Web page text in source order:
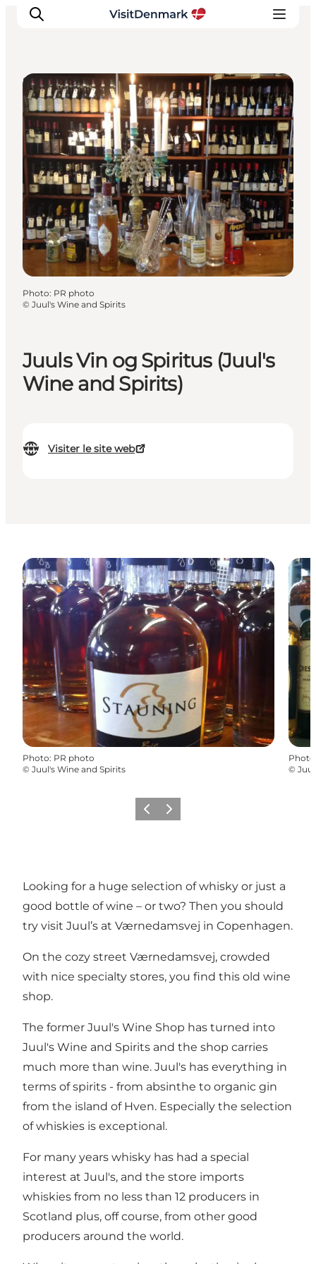
Inspirations
Destinations
Quoi faire
Hébergements
Planifiez votre voyage
Juuls Vin og Spiritus (Juul's
Wine and Spirits)
Visiter le site web
Shopping
Photo: PR photo
© Juul's Wine and Spirits
Photo: PR photo
© Juul's Wine and Spirits
Photo
©
PrécédentSuivant
Looking for a huge selection of whisky or just a
good bottle of wine – or two? Then you should
try visit Juul’s at Værnedamsvej in Copenhagen.
On the cozy street Værnedamsvej, crowded
with nice specialty stores, you find this old wine
shop.
The former Juul's Wine Shop has turned into
Juul's Wine and Spirits and the shop carries
much more than wine. Juul's has everything in
terms of spirits - from absinthe to organic gin
from the island of Hven. Especially the selection
of whiskies is exceptional.
For many years whisky has had a special
interest at Juul's, and the store imports
whiskies from no less than 12 producers in
Scotland plus, off course, from other good
producers around the world.